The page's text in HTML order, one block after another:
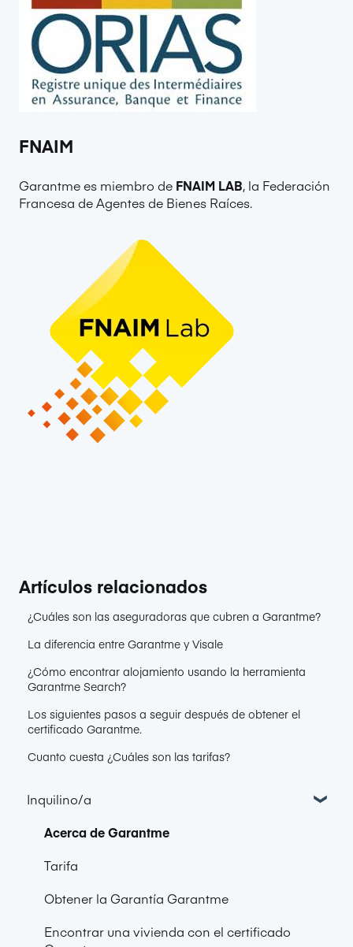
FNAIM
Garantme es miembro de FNAIM LAB, la Federación
Francesa de Agentes de Bienes Raíces.
Artículos relacionados
¿Cuáles son las aseguradoras que cubren a Garantme?
La diferencia entre Garantme y Visale
¿Cómo encontrar alojamiento usando la herramienta
Garantme Search?
Los siguientes pasos a seguir después de obtener el
certificado Garantme.
Cuanto cuesta ¿Cuáles son las tarifas?
Inquilino/a
Acerca de Garantme
Tarifa
Obtener la Garantía Garantme
Encontrar una vivienda con el certificado